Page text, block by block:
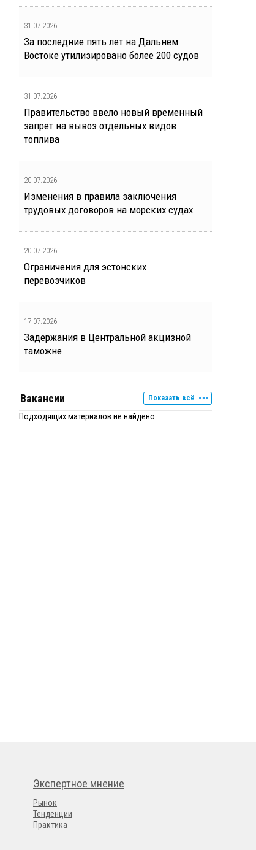
31.07.2026
За последние пять лет на Дальнем
Востоке утилизировано более 200 судов
31.07.2026
Правительство ввело новый временный
запрет на вывоз отдельных видов
топлива
20.07.2026
Изменения в правила заключения
трудовых договоров на морских судах
20.07.2026
Ограничения для эстонских
перевозчиков
17.07.2026
Задержания в Центральной акцизной
таможне
Вакансии Показать всё
Подходящих материалов не найдено
Экспертное мнение
Рынок
Тенденции
Практика